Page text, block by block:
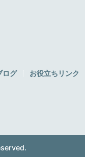
ログ お役立ちリンク